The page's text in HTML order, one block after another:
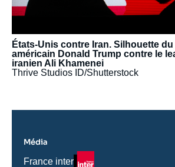
États-Unis contre Iran. Silhouette
américain Donald Trump contre le
iranien Ali Khamenei
Thrive Studios ID/Shutterstock
Média
Nom
France inter
Logo